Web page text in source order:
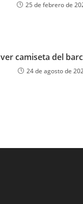
25 de febrero de
ver camiseta del
24 de agosto de